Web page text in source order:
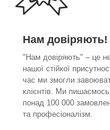
Нам довіряють!
"Нам довіряють" – це
нашої стійкої
час ми змогли
клієнтів. Ми
понад 100 000
та професіоналізм.